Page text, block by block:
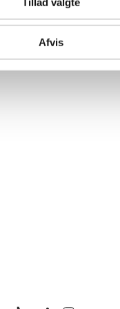
Afvis